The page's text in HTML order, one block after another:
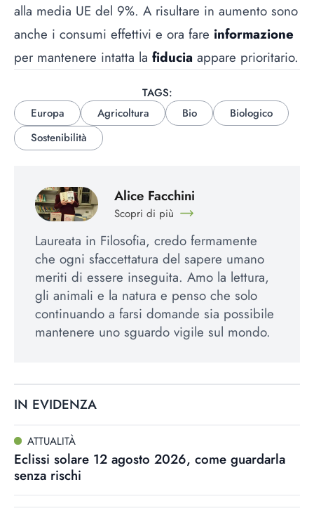
alla media UE del 9%. A risultare in aumento sono
anche i consumi effettivi e ora fare informazione
per mantenere intatta la fiducia appare prioritario.
TAGS:
Europa
Agricoltura Bio
Biologico
Sostenibilità
Alice Facchini
Scopri di più
Laureata in Filosofia, credo fermamente
che ogni sfaccettatura del sapere umano
meriti di essere inseguita. Amo la lettura,
gli animali e la natura e penso che solo
continuando a farsi domande sia possibile
mantenere uno sguardo vigile sul mondo.
IN EVIDENZA
ATTUALITÀ
Eclissi solare 12 agosto 2026, come guardarla
senza rischi